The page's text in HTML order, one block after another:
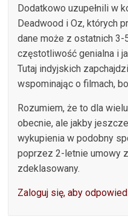
Dodatkowo uzupełnili w
Deadwood i Oz, których
dane może z ostatnich 3-
częstotliwość genialna i
Tutaj indyjskich
wspominając o filmach,
Rozumiem, że to dla
obecnie, ale jakby
wykupienia w podobny
poprzez 2-letnie umowy
zdeklasowany.
Zaloguj się, aby